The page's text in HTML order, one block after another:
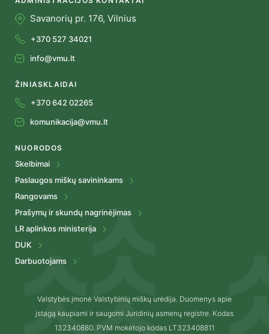
Savanorių pr. 176, Vilnius
+370 527 34021
info@vmu.lt
ŽINIASKLAIDAI
+370 642 02265
komunikacija@vmu.lt
NUORODOS
Skelbimai
Paslaugos miškų savininkams
Rangovams
Prašymų ir skundų nagrinėjimas
LR aplinkos ministerija
DUK
Darbuotojams
Valstybės įmonė Valstybinių miškų urėdija. Duomenys apie
įstagą kaupiami ir saugomi Juridinių asmenų registre. Kodas
132340880. PVM mokėtojo kodas LT323408811